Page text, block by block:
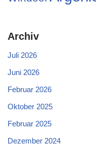
Archiv
Juli 2026
Juni 2026
Februar 2026
Oktober 2025
Februar 2025
Dezember 2024